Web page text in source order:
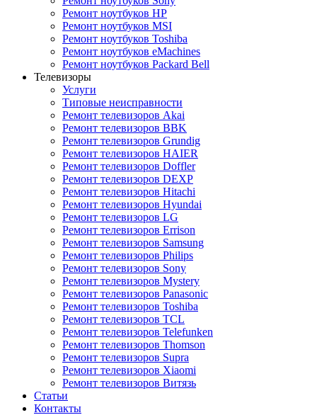
Ремонт ноутбуков HP
Ремонт ноутбуков MSI
Ремонт ноутбуков Toshiba
Ремонт ноутбуков eMachines
Ремонт ноутбуков Packard Bell
Телевизоры
Услуги
Типовые неисправности
Ремонт телевизоров Akai
Ремонт телевизоров BBK
Ремонт телевизоров Grundig
Ремонт телевизоров HAIER
Ремонт телевизоров Doffler
Ремонт телевизоров DEXP
Ремонт телевизоров Hitachi
Ремонт телевизоров Hyundai
Ремонт телевизоров LG
Ремонт телевизоров Errison
Ремонт телевизоров Samsung
Ремонт телевизоров Philips
Ремонт телевизоров Sony
Ремонт телевизоров Mystery
Ремонт телевизоров Panasonic
Ремонт телевизоров Toshiba
Ремонт телевизоров TCL
Ремонт телевизоров Telefunken
Ремонт телевизоров Thomson
Ремонт телевизоров Supra
Ремонт телевизоров Xiaomi
Ремонт телевизоров Витязь
Статьи
Контакты